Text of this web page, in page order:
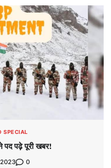
SPECIAL
पद पढ़े पूरी खबर!
0